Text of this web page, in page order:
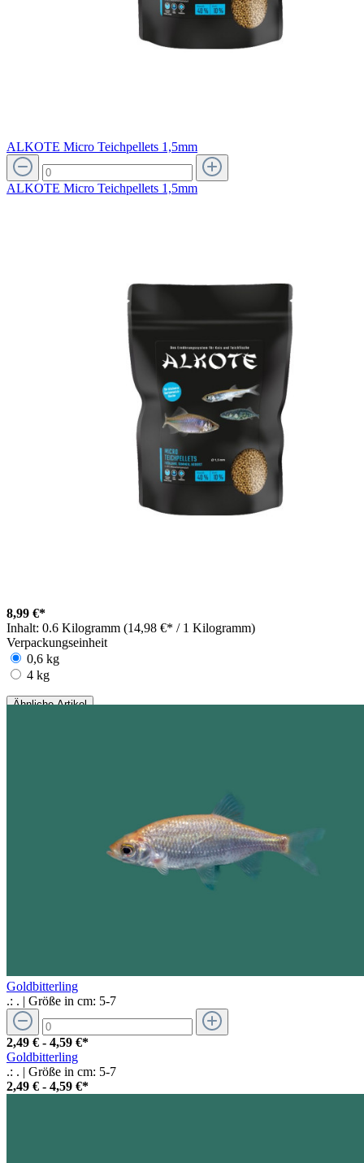
ALKOTE Micro Teichpellets 1,5mm
ALKOTE Micro Teichpellets 1,5mm
8,99 €*
Inhalt: 0.6 Kilogramm (14,98 €* / 1 Kilogramm)
Verpackungseinheit
0,6 kg
4 kg
Ähnliche Artikel
Goldbitterling
.: . | Größe in cm: 5-7
2,49 € - 4,59 €*
Goldbitterling
.: . | Größe in cm: 5-7
2,49 € - 4,59 €*